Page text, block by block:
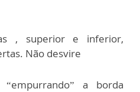
, superior e inferior,
Não desvire
a borda